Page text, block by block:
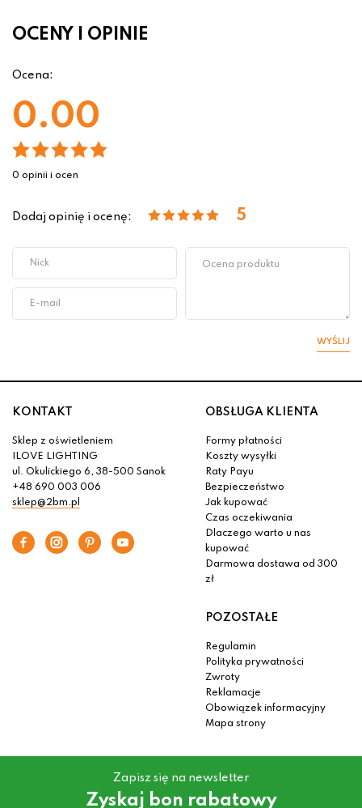
OCENY I OPINIE
Ocena:
0.00
0 opinii i ocen
Dodaj opinię i ocenę: 5
WYŚLIJ
KONTAKT
Sklep z oświetleniem
ILOVE LIGHTING
ul. Okulickiego 6, 38-500 Sanok
+48 690 003 006
sklep@2bm.pl
OBSŁUGA KLIENTA
Formy płatności
Koszty wysyłki
Raty Payu
Bezpieczeństwo
Jak kupować
Czas oczekiwania
Dlaczego warto u nas
kupować
Darmowa dostawa od 300
zł
POZOSTAŁE
Regulamin
Polityka prywatności
Zwroty
Reklamacje
Obowiązek informacyjny
Mapa strony
Zapisz się na newsletter
Zyskaj bon rabatowy